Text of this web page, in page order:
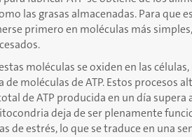
las grasas almacenadas. Para que
primero en moléculas más
moléculas se oxiden en las
moléculas de ATP. Estos procesos
de ATP producida en un día supera
deja de ser plenamente
de estrés, lo que se traduce en una